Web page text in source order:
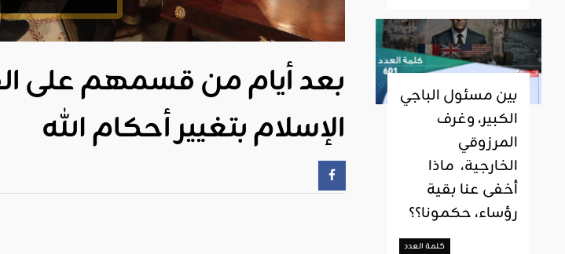
بعد أيام من قسمهم على
الإسلام بتغيير أحكام الله
بين مسئول الباجي
الكبير، وغرف
المرزوقي
الخارجية، ماذا
أخفى عنا بقية
رؤساء، حكمونا؟؟
كلمة العدد